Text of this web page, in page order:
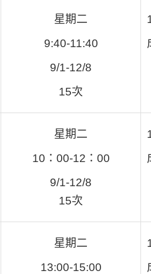
星期二
9:40-11:40
9/1-12/8
15次
星期二
10：00-12：00
9/1-12/8
15次
星期二
13:00-15:00